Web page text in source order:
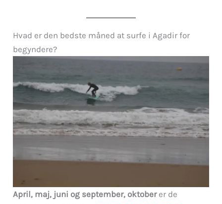
Hvad er den bedste måned at surfe i Agadir for
begyndere?
April, maj, juni og september, oktoberer de